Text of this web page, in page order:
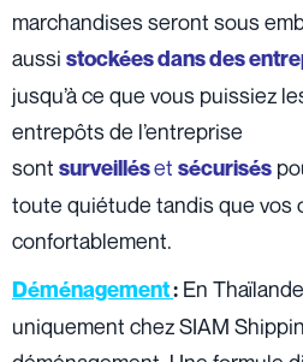
marchandises seront sous
aussi stockées dans des
jusqu’à ce que vous puissiez
entrepôts de l’entreprise
sont surveilléset sécurisés
toute quiétude tandis que vos
confortablement.
Déménagement: En
uniquement chez SIAM